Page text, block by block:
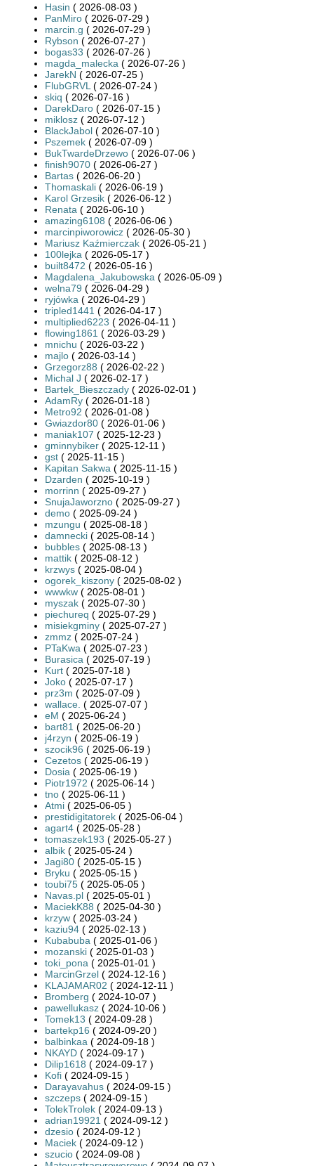
Hasin ( 2026-08-03 )
PanMiro ( 2026-07-29 )
marcin.g ( 2026-07-29 )
Rybson ( 2026-07-27 )
bogas33 ( 2026-07-26 )
magda_malecka ( 2026-07-26 )
JarekN ( 2026-07-25 )
FlubGRVL ( 2026-07-24 )
skiq ( 2026-07-16 )
DarekDaro ( 2026-07-15 )
miklosz ( 2026-07-12 )
BlackJabol ( 2026-07-10 )
Pszemek ( 2026-07-09 )
BukTwardeDrzewo ( 2026-07-06 )
finish9070 ( 2026-06-27 )
Bartas ( 2026-06-20 )
Thomaskali ( 2026-06-19 )
Karol Grzesik ( 2026-06-12 )
Renata ( 2026-06-10 )
amazing6108 ( 2026-06-06 )
marcinpiworowicz ( 2026-05-30 )
Mariusz Kaźmierczak ( 2026-05-21 )
100lejka ( 2026-05-17 )
built8472 ( 2026-05-16 )
Magdalena_Jakubowska ( 2026-05-09 )
welna79 ( 2026-04-29 )
ryjówka ( 2026-04-29 )
tripled1441 ( 2026-04-17 )
multiplied6223 ( 2026-04-11 )
flowing1861 ( 2026-03-29 )
mnichu ( 2026-03-22 )
majlo ( 2026-03-14 )
Grzegorz88 ( 2026-02-22 )
Michal J ( 2026-02-17 )
Bartek_Bieszczady ( 2026-02-01 )
AdamRy ( 2026-01-18 )
Metro92 ( 2026-01-08 )
Gwiazdor80 ( 2026-01-06 )
maniak107 ( 2025-12-23 )
gminnybiker ( 2025-12-11 )
gst ( 2025-11-15 )
Kapitan Sakwa ( 2025-11-15 )
Dzarden ( 2025-10-19 )
morrinn ( 2025-09-27 )
SnujaJaworzno ( 2025-09-27 )
demo ( 2025-09-24 )
mzungu ( 2025-08-18 )
damnecki ( 2025-08-14 )
bubbles ( 2025-08-13 )
mattik ( 2025-08-12 )
krzwys ( 2025-08-04 )
ogorek_kiszony ( 2025-08-02 )
wwwkw ( 2025-08-01 )
myszak ( 2025-07-30 )
piechureq ( 2025-07-29 )
misiekgminy ( 2025-07-27 )
zmmz ( 2025-07-24 )
PTaKwa ( 2025-07-23 )
Burasica ( 2025-07-19 )
Kurt ( 2025-07-18 )
Joko ( 2025-07-17 )
prz3m ( 2025-07-09 )
wallace. ( 2025-07-07 )
eM ( 2025-06-24 )
bart81 ( 2025-06-20 )
j4rzyn ( 2025-06-19 )
szocik96 ( 2025-06-19 )
Cezetos ( 2025-06-19 )
Dosia ( 2025-06-19 )
Piotr1972 ( 2025-06-14 )
tno ( 2025-06-11 )
Atmi ( 2025-06-05 )
prestidigitatorek ( 2025-06-04 )
agart4 ( 2025-05-28 )
tomaszek193 ( 2025-05-27 )
albik ( 2025-05-24 )
Jagi80 ( 2025-05-15 )
Bryku ( 2025-05-15 )
toubi75 ( 2025-05-05 )
Navas.pl ( 2025-05-01 )
MaciekK88 ( 2025-04-30 )
krzyw ( 2025-03-24 )
kaziu94 ( 2025-02-13 )
Kubabuba ( 2025-01-06 )
mozanski ( 2025-01-03 )
toki_pona ( 2025-01-01 )
MarcinGrzel ( 2024-12-16 )
KLAJAMAR02 ( 2024-12-11 )
Bromberg ( 2024-10-07 )
pawellukasz ( 2024-10-06 )
Tomek13 ( 2024-09-28 )
bartekp16 ( 2024-09-20 )
balbinkaa ( 2024-09-18 )
NKAYD ( 2024-09-17 )
Dilip1618 ( 2024-09-17 )
Kofi ( 2024-09-15 )
Darayavahus ( 2024-09-15 )
szczeps ( 2024-09-15 )
TolekTrolek ( 2024-09-13 )
adrian19921 ( 2024-09-12 )
dzesio ( 2024-09-12 )
Maciek ( 2024-09-12 )
szucio ( 2024-09-08 )